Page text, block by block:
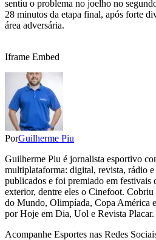
sentiu o problema no joelho no
28 minutos da etapa final, após forte
área adversária.
Iframe Embed
PorGuilherme Piu
Guilherme Piu é jornalista esportivo
multiplataforma: digital, revista, rádio
publicados e foi premiado em festivais
exterior, dentre eles o Cinefoot.
do Mundo, Olimpíada, Copa América
por Hoje em Dia, Uol e Revista Placar.
Acompanhe Esportes nas Redes